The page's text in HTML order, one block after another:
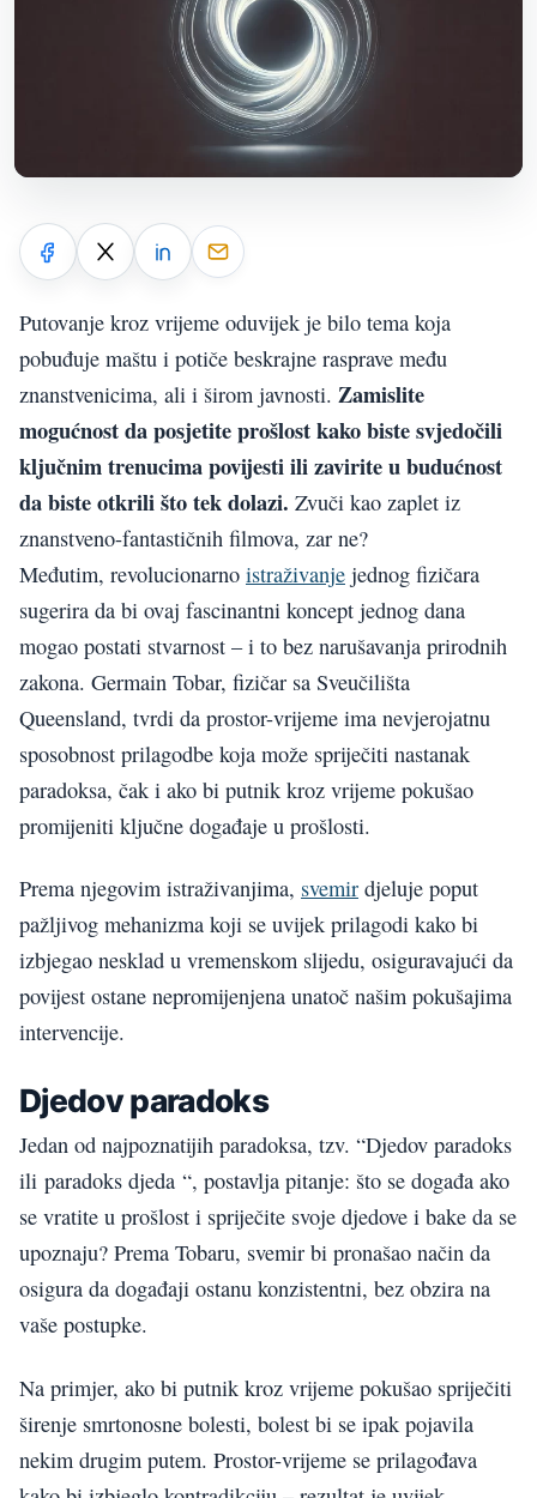
Putovanje kroz vrijeme oduvijek je bilo tema koja
pobuđuje maštu i potiče beskrajne rasprave među
znanstvenicima, ali i širom javnosti. Zamislite
mogućnost da posjetite prošlost kako biste svjedočili
ključnim trenucima povijesti ili zavirite u budućnost
da biste otkrili što tek dolazi. Zvuči kao zaplet iz
znanstveno-fantastičnih filmova, zar ne?
Međutim, revolucionarno istraživanje jednog fizičara
sugerira da bi ovaj fascinantni koncept jednog dana
mogao postati stvarnost – i to bez narušavanja prirodnih
zakona. Germain Tobar, fizičar sa Sveučilišta
Queensland, tvrdi da prostor-vrijeme ima nevjerojatnu
sposobnost prilagodbe koja može spriječiti nastanak
paradoksa, čak i ako bi putnik kroz vrijeme pokušao
promijeniti ključne događaje u prošlosti.
Prema njegovim istraživanjima, svemir djeluje poput
pažljivog mehanizma koji se uvijek prilagodi kako bi
izbjegao nesklad u vremenskom slijedu, osiguravajući da
povijest ostane nepromijenjena unatoč našim pokušajima
intervencije.
Djedov paradoks
Jedan od najpoznatijih paradoksa, tzv. “Djedov paradoks
ili paradoks djeda “, postavlja pitanje: što se događa ako
se vratite u prošlost i spriječite svoje djedove i bake da se
upoznaju? Prema Tobaru, svemir bi pronašao način da
osigura da događaji ostanu konzistentni, bez obzira na
vaše postupke.
Na primjer, ako bi putnik kroz vrijeme pokušao spriječiti
širenje smrtonosne bolesti, bolest bi se ipak pojavila
nekim drugim putem. Prostor-vrijeme se prilagođava